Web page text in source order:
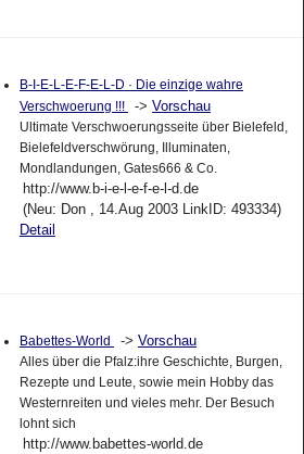
B-I-E-L-E-F-E-L-D · Die einzige wahre
Verschwoerung !!!
-> Vorschau
Ultimate Verschwoerungsseite über Bielefeld,
Bielefeldverschwörung, Illuminaten,
Mondlandungen, Gates666 & Co.
http://www.b-i-e-l-e-f-e-l-d.de
(Neu: Don , 14.Aug 2003 LinkID: 493334)
Detail
Babettes-World -> Vorschau
Alles über die Pfalz:ihre Geschichte, Burgen,
Rezepte und Leute, sowie mein Hobby das
Westernreiten und vieles mehr. Der Besuch
lohnt sich
http://www.babettes-world.de